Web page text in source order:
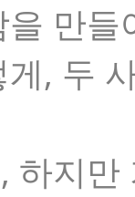
만들
, 두
하지만